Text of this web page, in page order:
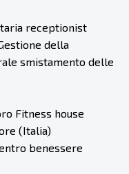
receptionist
della
smistamento delle
Fitness house
(Italia)
benessere